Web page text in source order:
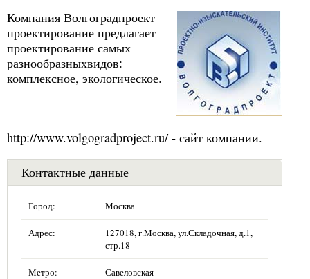
Компания Волгоградпроект
проектирование предлагает
проектирование самых
разнообразныхвидов:
комплексное, экологическое.
http://www.volgogradproject.ru/ - сайт компании.
Контактные данные
Город: Москва
Адрес:
127018, г.Москва, ул.Складочная, д.1,
стр.18
Метро: Савеловская